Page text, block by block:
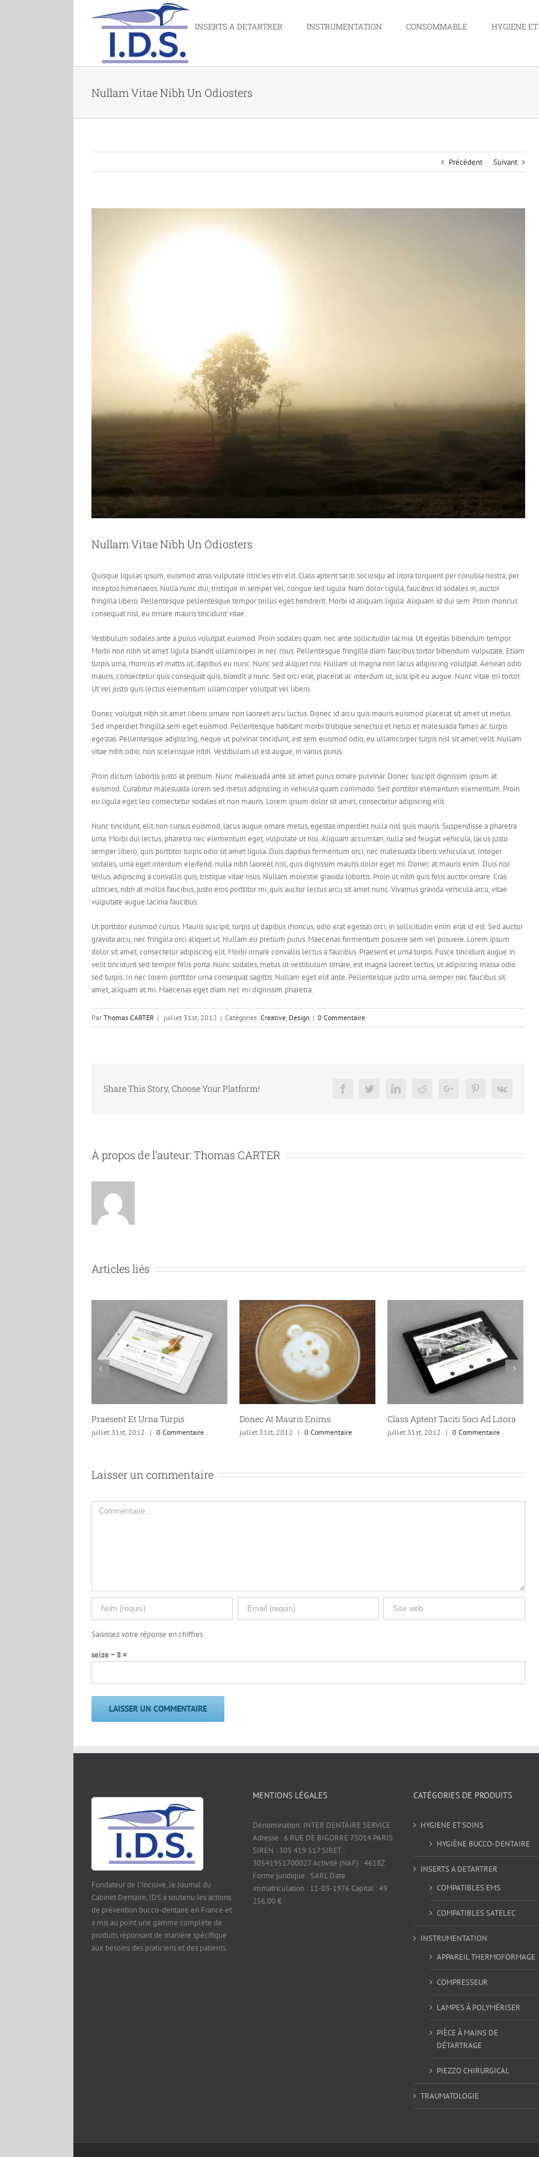
INSERTS A DETARTRER INSTRUMENTATION CONSOMMABLE HYGIENE
Nullam Vitae Nibh Un Odiosters
Précédent Suivant
Nullam Vitae Nibh Un Odiosters
Quisque ligulas ipsum, euismod atras vulputate iltricies etri elit. Class aptent taciti sociosqu ad litora torquent per conubia nostra, per
inceptos himenaeos. Nulla nunc dui, tristique in semper vel, congue sed ligula. Nam dolor ligula, faucibus id sodales in, auctor
fringilla libero. Pellentesque pellentesque tempor tellus eget hendrerit. Morbi id aliquam ligula. Aliquam id dui sem. Proin rhoncus
consequat nisl, eu ornare mauris tincidunt vitae.
Vestibulum sodales ante a purus volutpat euismod. Proin sodales quam nec ante sollicitudin lacinia. Ut egestas bibendum tempor.
Morbi non nibh sit amet ligula blandit ullamcorper in nec risus. Pellentesque fringilla diam faucibus tortor bibendum vulputate. Etiam
turpis urna, rhoncus et mattis ut, dapibus eu nunc. Nunc sed aliquet nisi. Nullam ut magna non lacus adipiscing volutpat. Aenean odio
mauris, consectetur quis consequat quis, blandit a nunc. Sed orci erat, placerat ac interdum ut, suscipit eu augue. Nunc vitae mi tortor.
Ut vel justo quis lectus elementum ullamcorper volutpat vel libero.
Donec volutpat nibh sit amet libero ornare non laoreet arcu luctus. Donec id arcu quis mauris euismod placerat sit amet ut metus.
Sed imperdiet fringilla sem eget euismod. Pellentesque habitant morbi tristique senectus et netus et malesuada fames ac turpis
egestas. Pellentesque adipiscing, neque ut pulvinar tincidunt, est sem euismod odio, eu ullamcorper turpis nisl sit amet velit. Nullam
vitae nibh odio, non scelerisque nibh. Vestibulum ut est augue, in varius purus.
Proin dictum lobortis justo at pretium. Nunc malesuada ante sit amet purus ornare pulvinar. Donec suscipit dignissim ipsum at
euismod. Curabitur malesuada lorem sed metus adipiscing in vehicula quam commodo. Sed porttitor elementum elementum. Proin
eu ligula eget leo consectetur sodales et non mauris. Lorem ipsum dolor sit amet, consectetur adipiscing elit.
Nunc tincidunt, elit non cursus euismod, lacus augue ornare metus, egestas imperdiet nulla nisl quis mauris. Suspendisse a pharetra
urna. Morbi dui lectus, pharetra nec elementum eget, vulputate ut nisi. Aliquam accumsan, nulla sed feugiat vehicula, lacus justo
semper libero, quis porttitor turpis odio sit amet ligula. Duis dapibus fermentum orci, nec malesuada libero vehicula ut. Integer
sodales, urna eget interdum eleifend, nulla nibh laoreet nisl, quis dignissim mauris dolor eget mi. Donec at mauris enim. Duis nisi
tellus, adipiscing a convallis quis, tristique vitae risus. Nullam molestie gravida lobortis. Proin ut nibh quis felis auctor ornare. Cras
ultricies, nibh at mollis faucibus, justo eros porttitor mi, quis auctor lectus arcu sit amet nunc. Vivamus gravida vehicula arcu, vitae
vulputate augue lacinia faucibus.
Ut porttitor euismod cursus. Mauris suscipit, turpis ut dapibus rhoncus, odio erat egestas orci, in sollicitudin enim erat id est. Sed auctor
gravida arcu, nec fringilla orci aliquet ut. Nullam eu pretium purus. Maecenas fermentum posuere sem vel posuere. Lorem ipsum
dolor sit amet, consectetur adipiscing elit. Morbi ornare convallis lectus a faucibus. Praesent et urna turpis. Fusce tincidunt augue in
velit tincidunt sed tempor felis porta. Nunc sodales, metus ut vestibulum ornare, est magna laoreet lectus, ut adipiscing massa odio
sed turpis. In nec lorem porttitor urna consequat sagittis. Nullam eget elit ante. Pellentesque justo urna, semper nec faucibus sit
amet, aliquam at mi. Maecenas eget diam nec mi dignissim pharetra.
Par Thomas CARTER | juillet 31st, 2012 | Catégories: Creative Design | 0 Commentaire
Share This Story, Choose Your Platform! FacebookTwitterLinkedinRedditGoogle+ PinterestVk
À propos de l’auteur:Thomas CARTER
Articles liés
0 Commentaire
Donec At Mauris Enims
juillet 31st, 2012 | 0 Commentaire
Class Aptent Taciti Soci Ad Litora
juillet 31st, 2012 | 0 Commentaire
Proin Sodales Quam Nec
juillet 31st, 2012 | 0
Laisser un commentaire
Commentaire
Saisissez votre réponse en chiffres
seize − 8 =
Fondateur de l'Incisive, le Journal du
Cabinet Dentaire, IDS a soutenu les actions
de prévention bucco-dentaire en France et
a mis au point une gamme complète de
produits réponsant de manière spécifique
aux besoins des praticiens et des patients.
MENTIONS LÉGALES
Dénomination: INTER DENTAIRE SERVICE
Adresse : 6 RUE DE BIGORRE 75014 PARIS
SIREN : 305 419 517 SIRET :
30541951700027 Activité (NAF) : 4618Z
Forme juridique : SARL Date
immatriculation : 11-03-1976 Capital : 49
256,00 €
CATÉGORIES DE PRODUITS
HYGIENE ET SOINS
HYGIÈNE BUCCO-DENTAIRE
INSERTS A DETARTRER
COMPATIBLES EMS
COMPATIBLES SATELEC
INSTRUMENTATION
APPAREIL THERMOFORMAGE
COMPRESSEUR
LAMPES À POLYMÉRISER
PIÈCE À MAINS DE
DÉTARTRAGE
PIEZZO CHIRURGICAL
TRAUMATOLOGIE